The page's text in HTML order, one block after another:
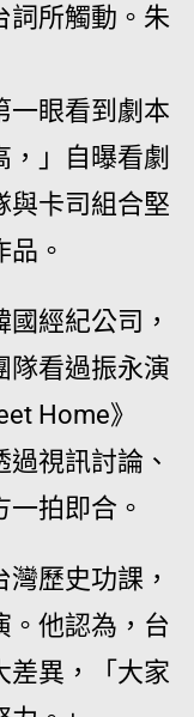
詞所觸動。朱
一眼看到劇本
」自曝看劇
與卡司組合堅
。
經紀公司，
隊看過振永演
Home》
過視訊討論、
拍即合。
歷史功課，
。他認為，台
差異，「大家